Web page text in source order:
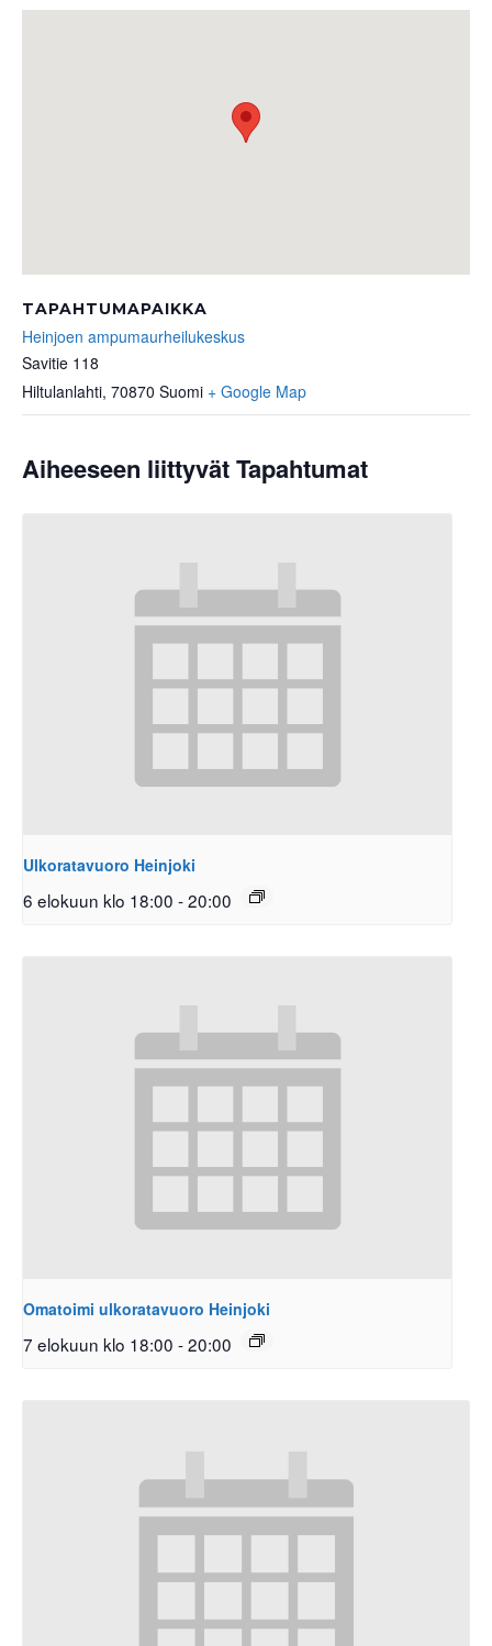
TAPAHTUMAPAIKKA
Heinjoen ampumaurheilukeskus
Savitie 118
Hiltulanlahti, 70870 Suomi + Google Map
Aiheeseen liittyvät Tapahtumat
Ulkoratavuoro Heinjoki
6 elokuun klo 18:00 -20:00
Omatoimi ulkoratavuoro Heinjoki
7 elokuun klo 18:00 -20:00